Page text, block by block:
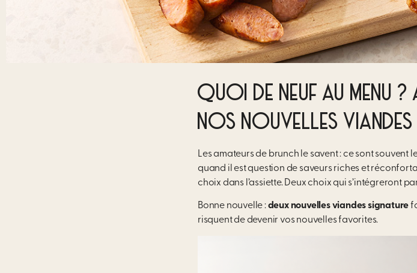
QUOI DE NEUF AU MENU ?
NOS NOUVELLES VIANDES
Les amateurs de brunch le savent : ce sont
quand il est question de saveurs riches et
choix dans l’assiette. Deux choix qui s’intégreront
Bonne nouvelle :deux nouvelles viandes signature
risquent de devenir vos nouvelles favorites.